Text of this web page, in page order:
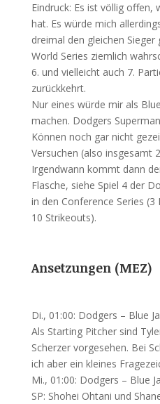
Eindruck: Es ist völlig offen,
hat. Es würde mich
dreimal den gleichen
World Series ziemlich
6. und vielleicht auch 7.
zurückkehrt.
Nur eines würde mir als
machen. Dodgers
Können noch gar nicht
Versuchen (also insgesamt
Irgendwann kommt dann
Flasche, siehe Spiel 4 der
in den Conference Series
10 Strikeouts).
Ansetzungen (MEZ)
Di., 01:00: Dodgers – Blue
Als Starting Pitcher sind
Scherzer vorgesehen. Bei
ich aber ein kleines
Mi., 01:00: Dodgers – Blue
SP: Shohei Ohtani und